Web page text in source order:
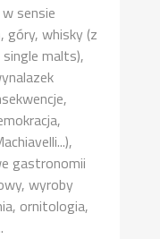
sensie
góry, whisky (z
malts),
gastronomii
wyroby
ornitologia,